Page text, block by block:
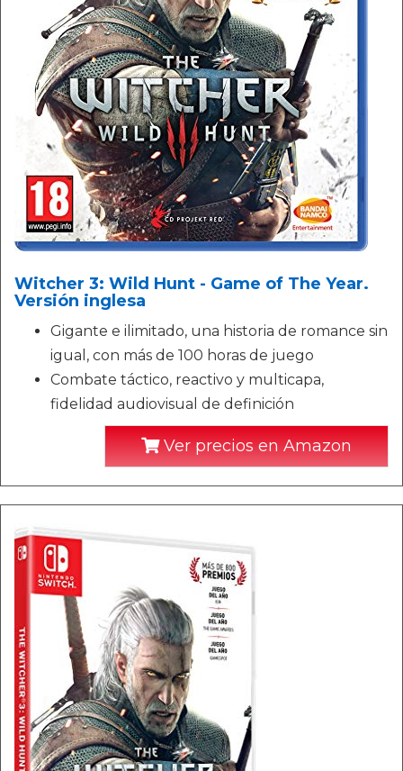
Witcher 3: Wild Hunt - Game of The Year.
Versión inglesa
Gigante e ilimitado, una historia de romance sin
igual, con más de 100 horas de juego
Combate táctico, reactivo y multicapa,
fidelidad audiovisual de definición
Ver precios en Amazon